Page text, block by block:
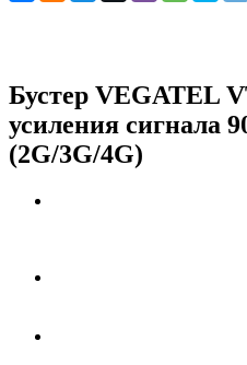
Бустер VEGATEL
усиления сигнала
(2G/3G/4G)